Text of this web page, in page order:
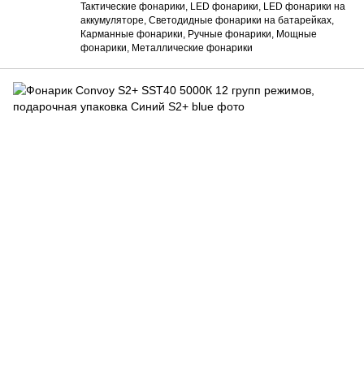
Тактические фонарики, LED фонарики, LED фонарики на
аккумуляторе, Светодидные фонарики на батарейках,
Карманные фонарики, Ручные фонарики, Мощные
фонарики, Металлические фонарики